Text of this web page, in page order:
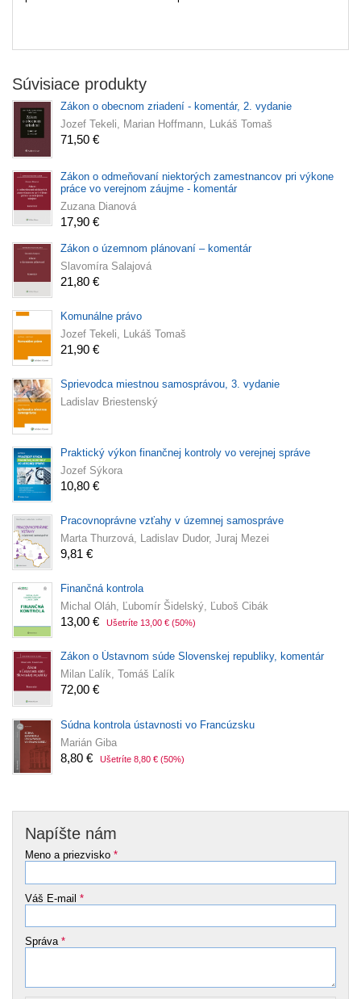
Súvisiace produkty
Zákon o obecnom zriadení - komentár, 2. vydanie
Jozef Tekeli, Marian Hoffmann, Lukáš Tomaš
71,50 €
Zákon o odmeňovaní niektorých zamestnancov pri výkone
práce vo verejnom záujme - komentár
Zuzana Dianová
17,90 €
Zákon o územnom plánovaní – komentár
Slavomíra Salajová
21,80 €
Komunálne právo
Jozef Tekeli, Lukáš Tomaš
21,90 €
Sprievodca miestnou samosprávou, 3. vydanie
Ladislav Briestenský
Praktický výkon finančnej kontroly vo verejnej správe
Jozef Sýkora
10,80 €
Pracovnoprávne vzťahy v územnej samospráve
Marta Thurzová, Ladislav Dudor, Juraj Mezei
9,81 €
Finančná kontrola
Michal Oláh, Ľubomír Šidelský, Ľuboš Cibák
13,00 € Ušetríte 13,00 € (50%)
Zákon o Ústavnom súde Slovenskej republiky, komentár
Milan Ľalík, Tomáš Ľalík
72,00 €
Súdna kontrola ústavnosti vo Francúzsku
Marián Giba
8,80 € Ušetríte 8,80 € (50%)
Napíšte nám
Meno a priezvisko *
Váš E-mail *
Správa *